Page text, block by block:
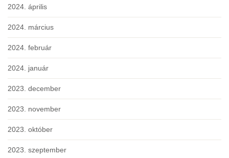
2024. április
2024. március
2024. február
2024. január
2023. december
2023. november
2023. október
2023. szeptember